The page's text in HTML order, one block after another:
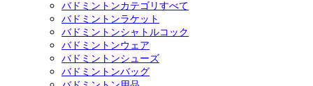
バドミントンカテゴリすべて
バドミントンラケット
バドミントンシャトルコック
バドミントンウェア
バドミントンシューズ
バドミントンバッグ